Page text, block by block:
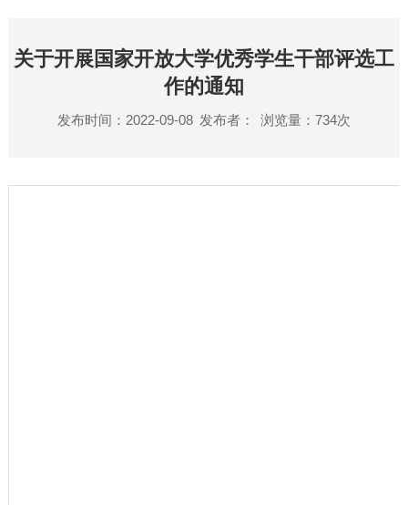
关于开展国家开放大学优秀学生干部评选工
作的通知
发布时间：2022-09-08 发布者： 浏览量： 734次